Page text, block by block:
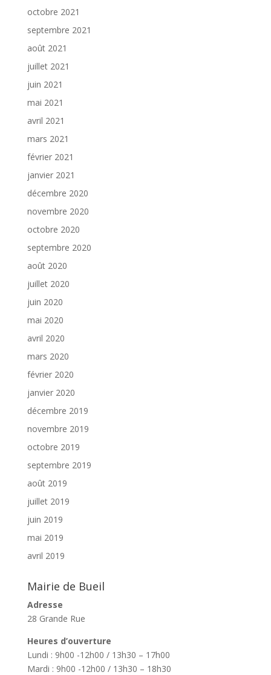
octobre 2021
septembre 2021
août 2021
juillet 2021
juin 2021
mai 2021
avril 2021
mars 2021
février 2021
janvier 2021
décembre 2020
novembre 2020
octobre 2020
septembre 2020
août 2020
juillet 2020
juin 2020
mai 2020
avril 2020
mars 2020
février 2020
janvier 2020
décembre 2019
novembre 2019
octobre 2019
septembre 2019
août 2019
juillet 2019
juin 2019
mai 2019
avril 2019
Mairie de Bueil
Adresse
28 Grande Rue
Heures d’ouverture
Lundi : 9h00 -12h00 / 13h30 – 17h00
Mardi : 9h00 -12h00 / 13h30 – 18h30